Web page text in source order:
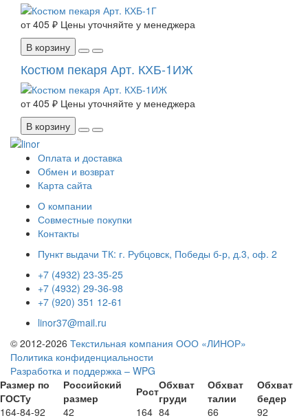
от 405 ₽ Цены уточняйте у менеджера
В корзину
Костюм пекаря Арт. КХБ-1ИЖ
от 405 ₽ Цены уточняйте у менеджера
В корзину
Оплата и доставка
Обмен и возврат
Карта сайта
О компании
Совместные покупки
Контакты
Пункт выдачи ТК: г. Рубцовск, Победы б-р, д.3, оф. 2
+7 (4932) 23-35-25
+7 (4932) 29-36-98
+7 (920) 351 12-61
linor37@mail.ru
© 2012-2026 Текстильная компания ООО «ЛИНОР»
Политика конфиденциальности
Разработка и поддержка – WPG
Размер по
ГОСТу
Российский
размер
РостОбхват
груди
Обхват
талии
Обхват
бедер
164-84-92
42 164 84 66 92